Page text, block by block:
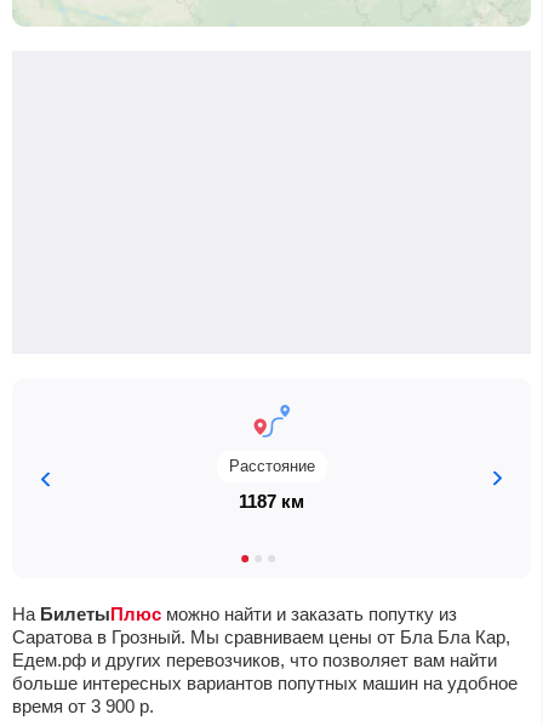
Расстояние
1187 км
На БилетыПлюс можно найти и заказать попутку из
Саратова в Грозный. Мы сравниваем цены от Бла Бла Кар,
Едем.рф и других перевозчиков, что позволяет вам найти
больше интересных вариантов попутных машин на удобное
время от 3 900 р.